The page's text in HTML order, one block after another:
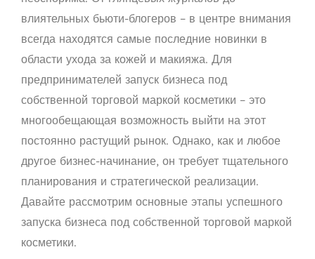
влиятельных бьюти-блогеров – в центре внимания
всегда находятся самые последние новинки в
области ухода за кожей и макияжа. Для
предпринимателей запуск бизнеса под
собственной торговой маркой косметики – это
многообещающая возможность выйти на этот
постоянно растущий рынок. Однако, как и любое
другое бизнес-начинание, он требует тщательного
планирования и стратегической реализации.
Давайте рассмотрим основные этапы успешного
запуска бизнеса под собственной торговой маркой
косметики.